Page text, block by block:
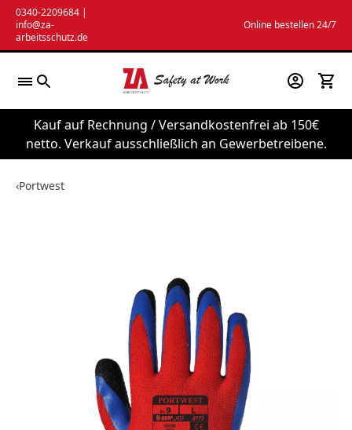
Zum
Inhalt
springen
0340-2209684 |
info@za-
arbeitsschutz.de
Online bestellen 24/7
Kauf auf Rechnung / Versandkostenfrei ab 150€
netto. Verkauf ausschließlich an Gewerbetreibene.
‹Portwest